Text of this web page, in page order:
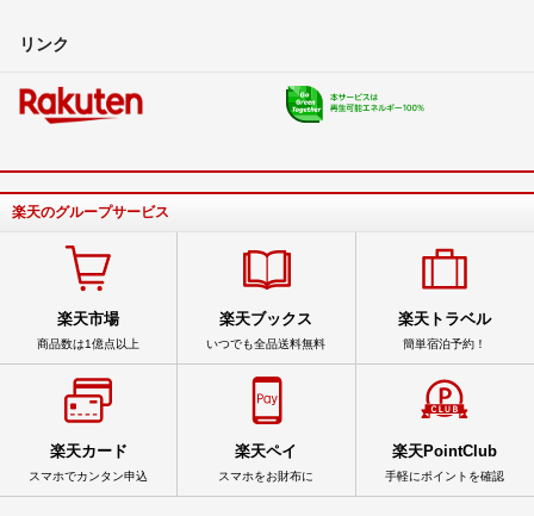
リンク
楽天のグループサービス
楽天市場
商品数は1億点以上
楽天ブックス
いつでも全品送料無料
楽天トラベル
簡単宿泊予約！
楽天カード
スマホでカンタン申込
楽天ペイ
スマホをお財布に
楽天PointClub
手軽にポイントを確認